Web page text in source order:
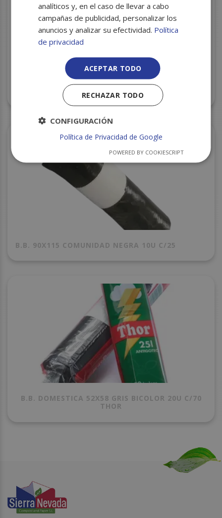
B.B. DOMESTICA 54X58 BLANCA 20U C/50
ESTANDAR
B.B. 90X115 COMUNIDAD NEGRA 10U C/25
B.B. DOMESTICA 52X58 GRIS BICOLOR 20U C/70
THOR
analíticos y, en el caso de llevar a cabo
campañas de publicidad, personalizar los
anuncios y analizar su efectividad. Política
de privacidad
ACEPTAR TODO
RECHAZAR TODO
CONFIGURACIÓN
Política de Privacidad de Google
POWERED BY COOKIESCRIPT